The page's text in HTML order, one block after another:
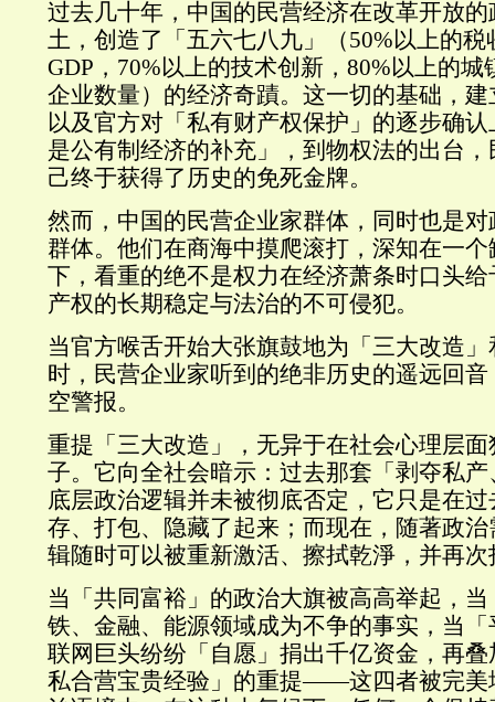
过去几十年，中国的民营经济在改革开放
土，创造了「五六七八九」（50%以上的税
GDP，70%以上的技术创新，80%以上的城
企业数量）的经济奇蹟。这一切的基础，
以及官方对「私有财产权保护」的逐步确
是公有制经济的补充」，到物权法的出台
己终于获得了历史的免死金牌。
然而，中国的民营企业家群体，同时也是
群体。他们在商海中摸爬滚打，深知在一
下，看重的绝不是权力在经济萧条时口头
产权的长期稳定与法治的不可侵犯。
当官方喉舌开始大张旗鼓地为「三大改造
时，民营企业家听到的绝非历史的遥远回
空警报。
重提「三大改造」，无异于在社会心理层
子。它向全社会暗示：过去那套「剥夺私
底层政治逻辑并未被彻底否定，它只是在
存、打包、隐藏了起来；而现在，随著政
辑随时可以被重新激活、擦拭乾淨，并再
当「共同富裕」的政治大旗被高高举起，
铁、金融、能源领域成为不争的事实，当
联网巨头纷纷「自愿」捐出千亿资金，再
私合营宝贵经验」的重提——这四者被完美